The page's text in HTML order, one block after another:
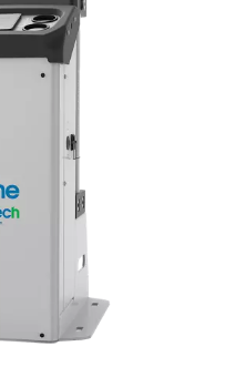
RENERE
og
alternativ til
og eliminerer udledninger